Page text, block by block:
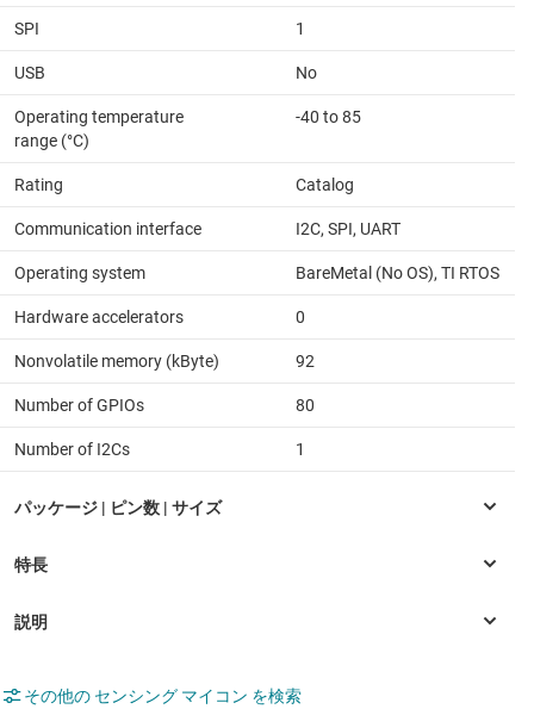
SPI 1
USB No
Operating temperature
range (°C)
-40 to 85
Rating Catalog
Communication interface I2C, SPI, UART
Operating system BareMetal (No OS), TI RTOS
Hardware accelerators 0
Nonvolatile memory (kByte) 92
Number of GPIOs 80
Number of I2Cs 1
その他の センシング マイコン を検索